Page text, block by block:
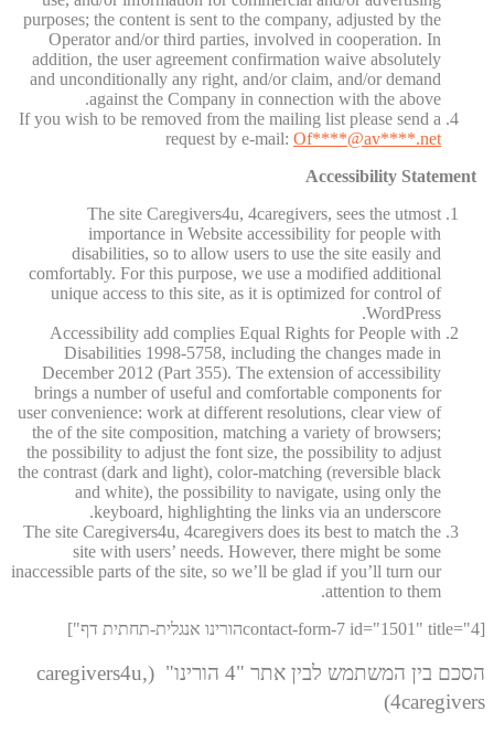
purposes; the content is sent to the company, adjusted by the
Operator and/or third parties, involved in cooperation. In
addition, the user agreement confirmation waive absolutely
and unconditionally any right, and/or claim, and/or demand
against the Company in connection with the above.
If you wish to be removed from the mailing list please send a
request by e-mail: Of****@av****.net
Accessibility Statement
The site Caregivers4u, 4caregivers, sees the utmost
importance in Website accessibility for people with
disabilities, so to allow users to use the site easily and
comfortably. For this purpose, we use a modified additional
unique access to this site, as it is optimized for control of
WordPress.
Accessibility add complies Equal Rights for People with
Disabilities 1998-5758, including the changes made in
December 2012 (Part 355). The extension of accessibility
brings a number of useful and comfortable components for
user convenience: work at different resolutions, clear view of
the of the site composition, matching a variety of browsers;
the possibility to adjust the font size, the possibility to adjust
the contrast (dark and light), color-matching (reversible black
and white), the possibility to navigate, using only the
keyboard, highlighting the links via an underscore.
The site Caregivers4u, 4caregivers does its best to match the
site with users’ needs. However, there might be some
inaccessible parts of the site, so we’ll be glad if you’ll turn our
attention to them.
[contact-form-7 id="1501" title="4הורינו אנגלית-תחתית דף"]
הסכם בין המשתמש לבין אתר "4 הורינו" (caregivers4u,
4caregivers)